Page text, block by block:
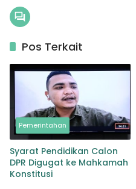
Pos Terkait
Pemerintahan
Syarat Pendidikan Calon
DPR Digugat ke Mahkamah
Konstitusi